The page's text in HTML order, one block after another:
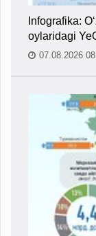
Infografika:
oylaridagi
07.08.2026